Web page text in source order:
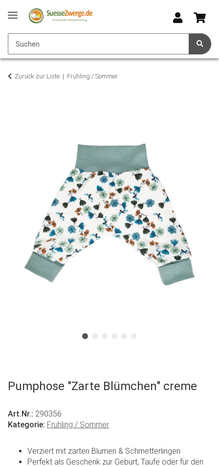
Zurück zur Liste Frühling / Sommer
Pumphose "Zarte Blümchen" creme
Art.Nr.: 290356
Kategorie: Frühling / Sommer
Verziert mit zarten Blumen & Schmetterlingen
Perfekt als Geschenk zur Geburt, Taufe oder für den